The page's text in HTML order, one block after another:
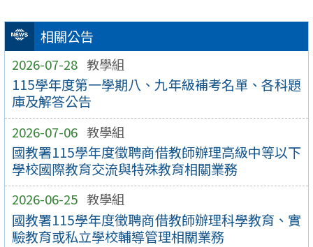
相關公告
2026-07-28 教學組
115學年度第一學期八、九年級補考名單、各科題
庫及解答公告
2026-07-06 教學組
國教署115學年度徵聘商借教師辦理高級中等以下
學校國際教育交流與特殊教育相關業務
2026-06-25 教學組
國教署115學年度徵聘商借教師辦理科學教育、實
驗教育或私立學校輔導管理相關業務